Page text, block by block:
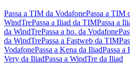
Passa a TIM da VodafonePassa a TIM
WindTrePassa a Iliad da TIMPassa a
da WindTrePassa a ho. da Vodafone
da WindTrePassa a Fastweb da TIM
VodafonePassa a Kena da IliadPassa a
Very da IliadPassa a WindTre da Iliad